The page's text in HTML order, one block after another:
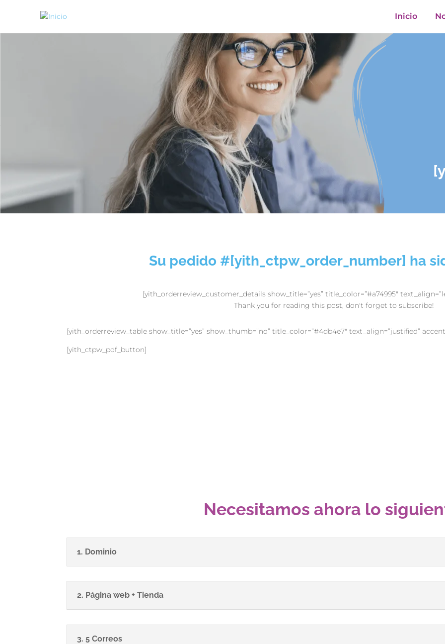
Inicio
Su pedido #[yith_ctpw_order_number] ha
[yith_orderreview_customer_details show_title=”yes” title_color=”#a74995″
Thank you for reading this post, don't forget to subscribe!
[yith_orderreview_table show_title=”yes” show_thumb=”no” title_color=”#4db4e7″ text_align=”justified”
[yith_ctpw_pdf_button]
Necesitamos ahora lo
1. Dominio
2. Página web + Tienda
3. 5 Correos